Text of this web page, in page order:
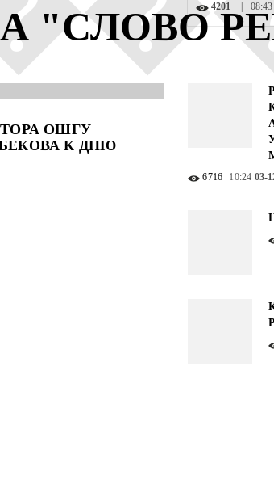
4201 08:43
"СЛОВО
ОШГУ
К ДНЮ
6716 10:24 03-